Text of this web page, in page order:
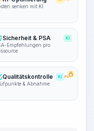
senken mit KI
Sicherheit & PSA KI
Empfehlungen pro
Qualitätskontrolle KI PRO
& Abnahme